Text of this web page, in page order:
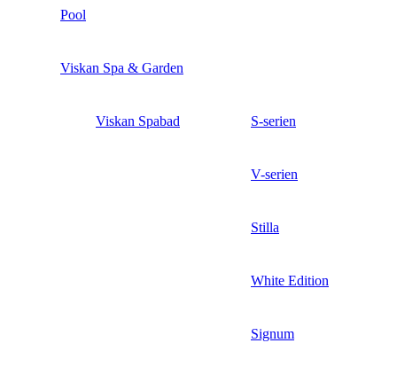
Pool
Viskan Spa & Garden
Viskan Spabad S-serien
V-serien
Stilla
White Edition
Signum